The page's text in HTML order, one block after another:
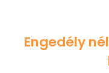
Engedély